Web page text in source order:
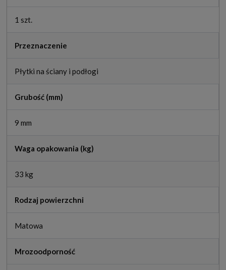
1 szt.
Przeznaczenie
Płytki na ściany i podłogi
Grubość (mm)
9 mm
Waga opakowania (kg)
33 kg
Rodzaj powierzchni
Matowa
Mrozoodporność